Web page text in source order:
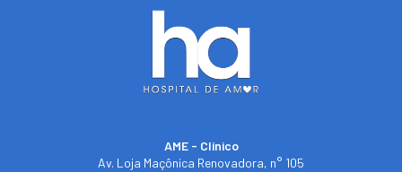
AME - Clínico​
Av. Loja Maçônica Renovadora, n° 105